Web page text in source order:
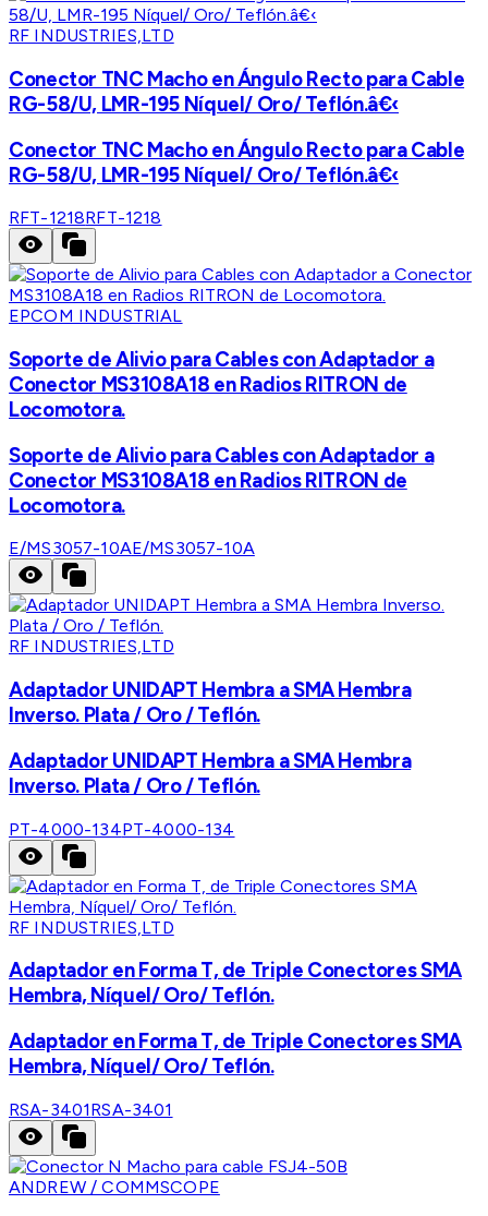
RF INDUSTRIES,LTD
Conector TNC Macho en Ángulo Recto para Cable
RG-58/U, LMR-195 Níquel/ Oro/ Teflón.â€‹
Conector TNC Macho en Ángulo Recto para Cable
RG-58/U, LMR-195 Níquel/ Oro/ Teflón.â€‹
RFT-1218RFT-1218
EPCOM INDUSTRIAL
Soporte de Alivio para Cables con Adaptador a
Conector MS3108A18 en Radios RITRON de
Locomotora.
Soporte de Alivio para Cables con Adaptador a
Conector MS3108A18 en Radios RITRON de
Locomotora.
E/MS3057-10AE/MS3057-10A
RF INDUSTRIES,LTD
Adaptador UNIDAPT Hembra a SMA Hembra
Inverso. Plata / Oro / Teflón.
Adaptador UNIDAPT Hembra a SMA Hembra
Inverso. Plata / Oro / Teflón.
PT-4000-134PT-4000-134
RF INDUSTRIES,LTD
Adaptador en Forma T, de Triple Conectores SMA
Hembra, Níquel/ Oro/ Teflón.
Adaptador en Forma T, de Triple Conectores SMA
Hembra, Níquel/ Oro/ Teflón.
RSA-3401RSA-3401
ANDREW / COMMSCOPE